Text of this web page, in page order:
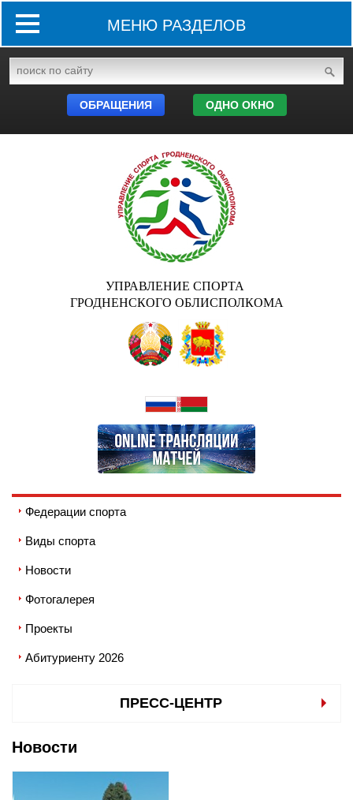
МЕНЮ РАЗДЕЛОВ
ОБРАЩЕНИЯ ОДНО ОКНО
УПРАВЛЕНИЕ СПОРТА
ГРОДНЕНСКОГО ОБЛИСПОЛКОМА
Федерации спорта
Виды спорта
Новости
Фотогалерея
Проекты
Абитуриенту 2026
ПРЕСС-ЦЕНТР
Новости